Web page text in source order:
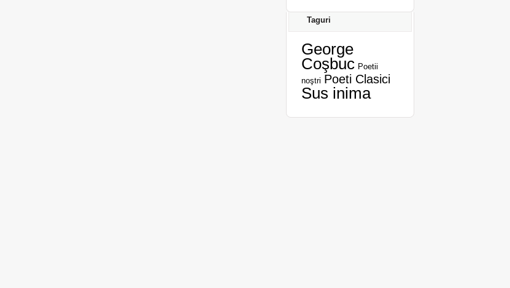
Taguri
George
Coşbuc Poetii
noştri Poeti Clasici
Sus inima